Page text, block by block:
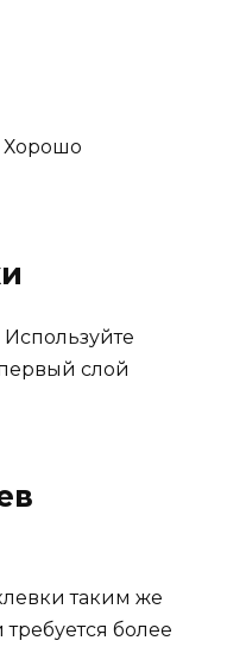
Хорошо
слой
таким же
более